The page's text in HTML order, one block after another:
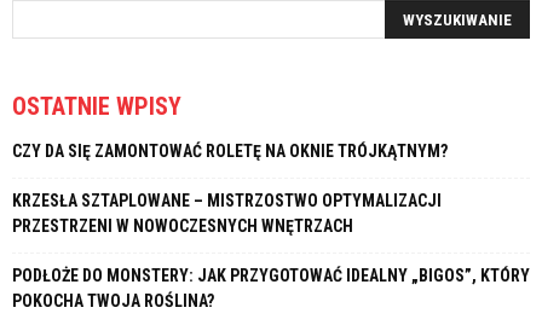
OSTATNIE WPISY
CZY DA SIĘ ZAMONTOWAĆ ROLETĘ NA OKNIE TRÓJKĄTNYM?
KRZESŁA SZTAPLOWANE – MISTRZOSTWO OPTYMALIZACJI
PRZESTRZENI W NOWOCZESNYCH WNĘTRZACH
PODŁOŻE DO MONSTERY: JAK PRZYGOTOWAĆ IDEALNY „BIGOS”, KTÓRY
POKOCHA TWOJA ROŚLINA?